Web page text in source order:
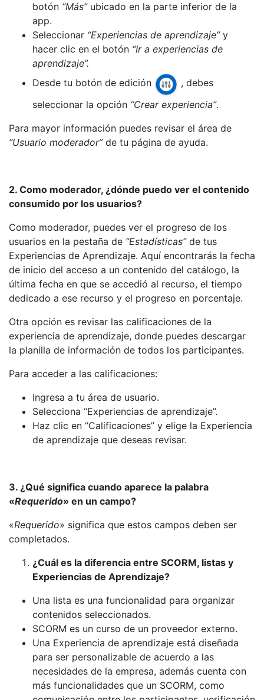
botón “Más”ubicado en la parte inferior de la
app.
Seleccionar “Experiencias de aprendizaje”y
hacer clic en el botón “Ir a experiencias de
aprendizaje”.
Desde tu botón de edición
, debes
seleccionar la opción “Crear experiencia”.
Para mayor información puedes revisar el área de
“Usuario moderador”de tu página de ayuda.
2. Como moderador, ¿dónde puedo ver el contenido
consumido por los usuarios?
Como moderador, puedes ver el progreso de los
usuarios en la pestaña de “Estadísticas”de tus
Experiencias de Aprendizaje. Aquí encontrarás la fecha
de inicio del acceso a un contenido del catálogo, la
última fecha en que se accedió al recurso, el tiempo
dedicado a ese recurso y el progreso en porcentaje.
Otra opción es revisar las calificaciones de la
experiencia de aprendizaje, donde puedes descargar
la planilla de información de todos los participantes.
Para acceder a las calificaciones:
Ingresa a tu área de usuario.
Selecciona “Experiencias de aprendizaje”.
Haz clic en “Calificaciones” y elige la Experiencia
de aprendizaje que deseas revisar.
3. ¿Qué significa cuando aparece la palabra
«Requerido» en un campo?
«Requerido» significa que estos campos deben ser
completados.
¿Cuál es la diferencia entre SCORM, listas y
Experiencias de Aprendizaje?
Una lista es una funcionalidad para organizar
contenidos seleccionados.
SCORM es un curso de un proveedor externo.
Una Experiencia de aprendizaje está diseñada
para ser personalizable de acuerdo a las
necesidades de la empresa, además cuenta con
más funcionalidades que un SCORM, como